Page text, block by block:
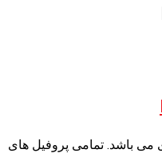
شامل 6 شاخه 6 متری می باشد. تمامی پروفیل های